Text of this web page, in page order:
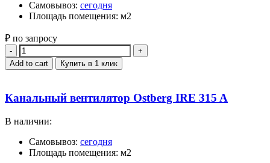
Самовывоз: сегодня
Площадь помещения: м2
₽ по запросу
Quantity
Add to cart Купить в 1 клик
Канальный вентилятор Ostberg IRE 315 A
В наличии:
Самовывоз: сегодня
Площадь помещения: м2